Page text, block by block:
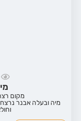
מקום
מיה ובעלה אבנר